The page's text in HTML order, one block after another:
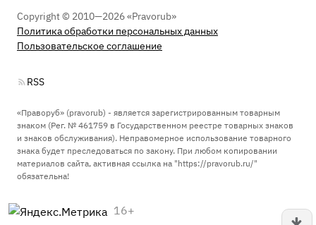
Copyright © 2010—2026 «Pravorub»
Политика обработки персональных данных
Пользовательское соглашение
RSS
«Праворуб» (pravorub) - является зарегистрированным товарным
знаком (Рег. № 461759 в Государственном реестре товарных знаков
и знаков обслуживания). Неправомерное использование товарного
знака будет преследоваться по закону. При любом копировании
материалов сайта, активная ссылка на "https://pravorub.ru/"
обязательна!
16+